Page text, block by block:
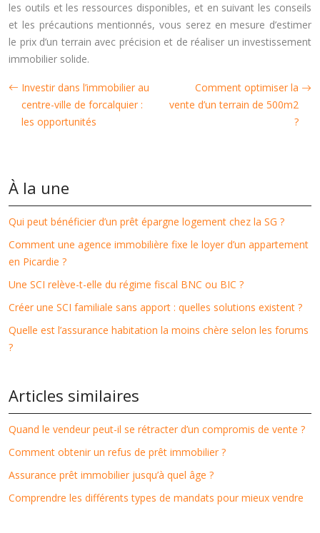
les outils et les ressources disponibles, et en suivant les conseils
et les précautions mentionnés, vous serez en mesure d’estimer
le prix d’un terrain avec précision et de réaliser un investissement
immobilier solide.
Investir dans l’immobilier au
centre-ville de forcalquier :
les opportunités
Comment optimiser la
vente d’un terrain de 500m2
?
À la une
Qui peut bénéficier d’un prêt épargne logement chez la SG ?
Comment une agence immobilière fixe le loyer d’un appartement
en Picardie ?
Une SCI relève-t-elle du régime fiscal BNC ou BIC ?
Créer une SCI familiale sans apport : quelles solutions existent ?
Quelle est l’assurance habitation la moins chère selon les forums
?
Articles similaires
Quand le vendeur peut-il se rétracter d’un compromis de vente ?
Comment obtenir un refus de prêt immobilier ?
Assurance prêt immobilier jusqu’à quel âge ?
Comprendre les différents types de mandats pour mieux vendre